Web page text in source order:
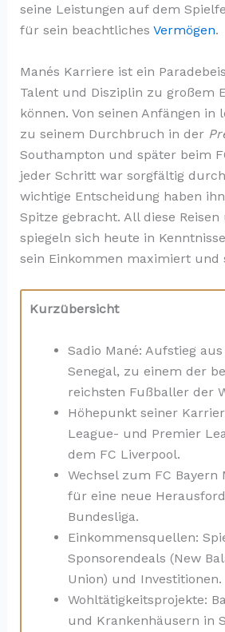
seine Leistungen auf dem
für sein beachtliches Vermögen.
Manés Karriere ist ein
Talent und Disziplin zu großem
können. Von seinen Anfängen in
zu seinem Durchbruch in der
Southampton und später beim
jeder Schritt war sorgfältig
wichtige Entscheidung haben
Spitze gebracht. All diese
spiegeln sich heute in
sein Einkommen maximiert und
Kurzübersicht
Sadio Mané: Aufstieg
Senegal, zu einem der
reichsten Fußballer der
Höhepunkt seiner
League- und Premier
dem FC Liverpool.
Wechsel zum FC Bayern
für eine neue
Bundesliga.
Einkommensquellen:
Sponsorendeals (New
Union) und Investitionen.
Wohltätigkeitsprojekte:
und Krankenhäusern in